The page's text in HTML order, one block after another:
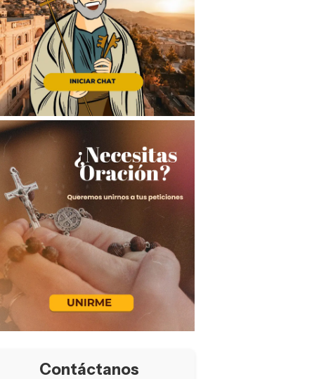
Contáctanos